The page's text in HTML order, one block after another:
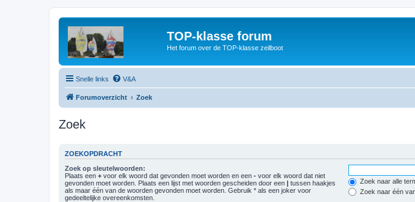
TOP-klasse forum
Het forum over de TOP-klasse zeilboot
Snelle links V&A
Forumoverzicht Zoek
Zoek
ZOEKOPDRACHT
Zoek op sleutelwoorden:
Plaats een + voor elk woord dat gevonden moet worden en een - voor elk woord dat niet
gevonden moet worden. Plaats een lijst met woorden gescheiden door een | tussen haakjes
als maar één van de woorden gevonden moet worden. Gebruik * als een joker voor
gedeeltelijke overeenkomsten.
Zoek naar alle
Zoek naar één